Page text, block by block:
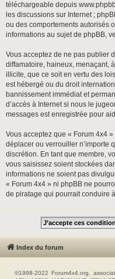
téléchargeable depuis
les discussions sur Internet ;
ou des comportements autorisés
informations au sujet de phpBB,
Vous acceptez de ne pas publier
diffamatoire, haineux, menaçant,
illicite, que ce soit en vertu des
est hébergé ou du droit
bannissement immédiat et
d’accès à Internet si nous le
messages est enregistrée pour
Vous acceptez que « Forum 4x4
déplacer ou verrouiller n’importe
discrétion. En tant que membre,
vous saisissez soient stockées
informations ne soient pas
« Forum 4x4 » ni phpBB ne
de piratage qui pourrait conduire
Index du forum
©1998-2022 Forum4x4.org,